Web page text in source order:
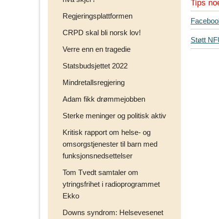
Regjeringsplattformen
CRPD skal bli norsk lov!
Verre enn en tragedie
Statsbudsjettet 2022
Mindretallsregjering
Adam fikk drømmejobben
Sterke meninger og politisk aktiv
Kritisk rapport om helse- og
omsorgstjenester til barn med
funksjonsnedsettelser
Tom Tvedt samtaler om
ytringsfrihet i radioprogrammet
Ekko
Downs syndrom: Helsevesenet
Tips
T
i
p
Støtt